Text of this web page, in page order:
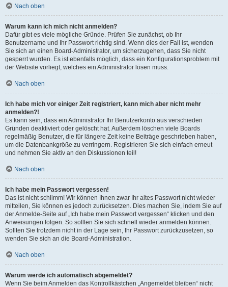
Nach oben
Warum kann ich mich nicht anmelden?
Dafür gibt es viele mögliche Gründe. Prüfen Sie zunächst, ob Ihr
Benutzername und Ihr Passwort richtig sind. Wenn dies der Fall ist, wenden
Sie sich an einen Board-Administrator, um sicherzugehen, dass Sie nicht
gesperrt wurden. Es ist ebenfalls möglich, dass ein Konfigurationsproblem mit
der Website vorliegt, welches ein Administrator lösen muss.
Nach oben
Ich habe mich vor einiger Zeit registriert, kann mich aber nicht mehr
anmelden?!
Es kann sein, dass ein Administrator Ihr Benutzerkonto aus verschieden
Gründen deaktiviert oder gelöscht hat. Außerdem löschen viele Boards
regelmäßig Benutzer, die für längere Zeit keine Beiträge geschrieben haben,
um die Datenbankgröße zu verringern. Registrieren Sie sich einfach erneut
und nehmen Sie aktiv an den Diskussionen teil!
Nach oben
Ich habe mein Passwort vergessen!
Das ist nicht schlimm! Wir können Ihnen zwar Ihr altes Passwort nicht wieder
mitteilen, Sie können es jedoch zurücksetzen. Dies machen Sie, indem Sie auf
der Anmelde-Seite auf „Ich habe mein Passwort vergessen“ klicken und den
Anweisungen folgen. So sollten Sie sich schnell wieder anmelden können.
Sollten Sie trotzdem nicht in der Lage sein, Ihr Passwort zurückzusetzen, so
wenden Sie sich an die Board-Administration.
Nach oben
Warum werde ich automatisch abgemeldet?
Wenn Sie beim Anmelden das Kontrollkästchen „Angemeldet bleiben“ nicht